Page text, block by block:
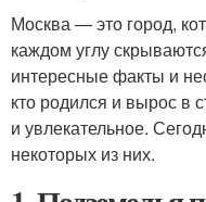
Москва — это город,
каждом углу
интересные факты и
кто родился и вырос в
и увлекательное.
некоторых из них.